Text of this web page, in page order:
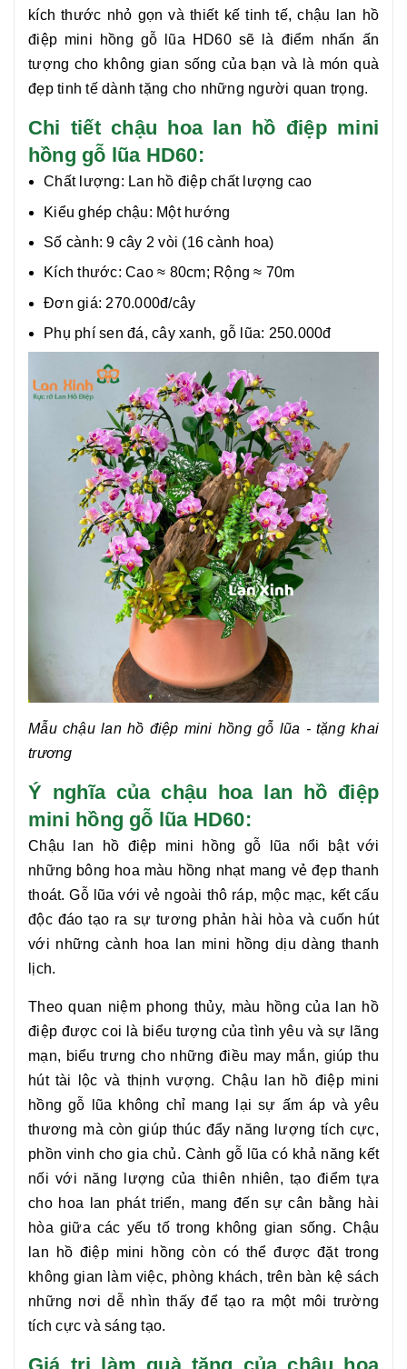
kích thước nhỏ gọn và thiết kế tinh tế, chậu
lan hồ
điệp mini hồng gỗ lũa HD60 sẽ là điểm nhấn ấn
tượng cho không gian sống của bạn và là món quà
đẹp tinh tế dành tặng cho những người quan trọng.
Chi tiết chậu hoa lan hồ điệp mini
hồng gỗ lũa HD60:
Chất lượng: Lan hồ điệp chất lượng cao
Kiểu ghép chậu: Một hướng
Số cành: 9 cây 2 vòi (16 cành hoa)
Kích thước: Cao ≈ 80cm; Rộng ≈ 70m
Đơn giá: 270.000đ/cây
Phụ phí sen đá, cây xanh, gỗ lũa: 250.000đ
Mẫu chậulan hồ điệp mini hồng gỗ lũa - tặng khai
trương
Ý nghĩa của chậu hoa lan hồ điệp
mini hồng gỗ lũa HD60:
Chậu lan hồ điệp mini hồng gỗ lũa nổi bật với
những bông hoa màu hồng nhạt mang vẻ đẹp thanh
thoát. Gỗ lũa với vẻ ngoài thô ráp, mộc mạc, kết cấu
độc đáo tạo ra sự tương phản hài hòa và cuốn hút
với những cành hoa lan mini hồng dịu dàng thanh
lịch.
Theo quan niệm phong thủy, màu hồng của lan hồ
điệp được coi là biểu tượng của tình yêu và sự lãng
mạn, biểu trưng cho những điều may mắn, giúp thu
hút tài lộc và thịnh vượng. Chậu lan hồ điệp mini
hồng gỗ lũa không chỉ mang lại sự ấm áp và yêu
thương mà còn giúp thúc đẩy năng lượng tích cực,
phồn vinh cho gia chủ. Cành gỗ lũa có khả năng kết
nối với năng lượng của thiên nhiên, tạo điểm tựa
cho hoa lan phát triển, mang đến sự cân bằng hài
hòa giữa các yếu tố trong không gian sống. Chậu
lan hồ điệp mini hồng còn có thể được đặt trong
không gian làm việc, phòng khách, trên bàn kệ sách
những nơi dễ nhìn thấy để tạo ra một môi trường
tích cực và sáng tạo.